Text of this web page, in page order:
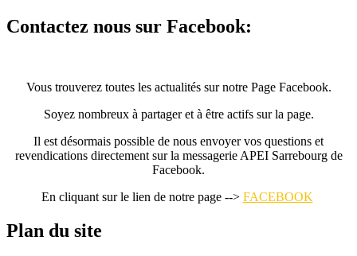
Contactez nous sur Facebook:
Vous trouverez toutes les actualités sur notre Page Facebook.
Soyez nombreux à partager et à être actifs sur la page.
Il est désormais possible de nous envoyer vos questions et
revendications directement sur la messagerie APEI Sarrebourg de
Facebook.
En cliquant sur le lien de notre page --> FACEBOOK
Plan du site